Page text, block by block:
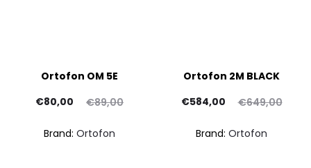
Ortofon OM 5E
€89,00
Il
€80,00
Brand: Ortofon
Ortofon 2M BLACK
€649,00
Il
€584,00
Brand: Ortofon